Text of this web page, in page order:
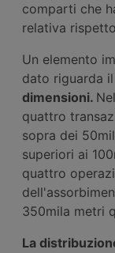
comparti che
relativa
Un elemento
dato riguarda
dimensioni.
quattro
sopra dei
superiori ai
quattro
350mila metri
La